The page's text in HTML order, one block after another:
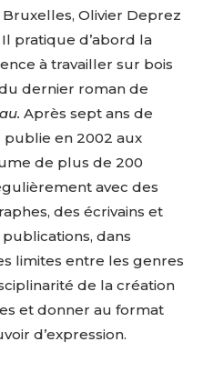
Bruxelles, Olivier Deprez
pratique d’abord la
à travailler sur bois
dernier roman de
Après sept ans de
publie en 2002 aux
de plus de 200
avec des
des écrivains et
dans
limites entre les genres
de la création
et donner au format
d’expression.